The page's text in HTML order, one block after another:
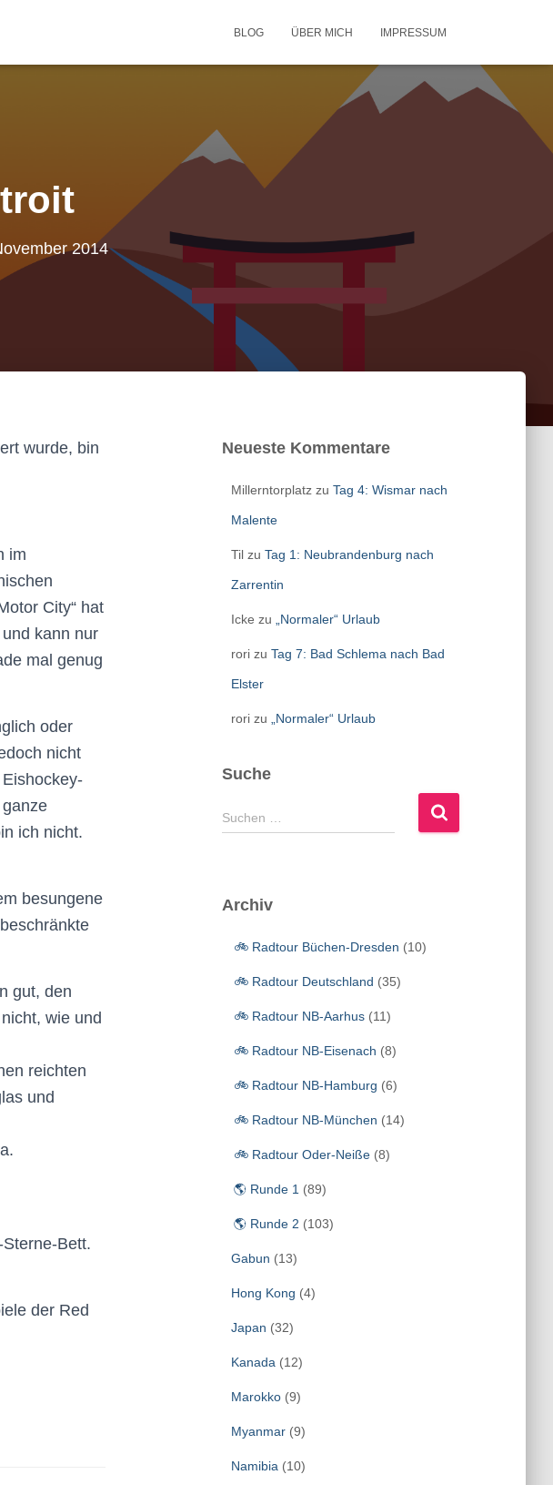
BLOG ÜBER MICH IMPRESSUM
2014
wurde, bin
im
City“ hat
kann nur
mal genug
oder
nicht
ich nicht.
besungene
gut, den
wie und
reichten
und
Bett.
der Red
Neueste Kommentare
Millerntorplatzzu Tag 4: Wismar nach
Malente
Tilzu Tag 1: Neubrandenburg nach
Zarrentin
Icke zu „Normaler“ Urlaub
rorizu Tag 7: Bad Schlema nach Bad
Elster
rorizu „Normaler“ Urlaub
Suche
S
u
n
Suchen …
Archiv
🚲 Radtour Büchen-Dresden (10)
🚲 Radtour Deutschland (35)
🚲 Radtour NB-Aarhus(11)
🚲 Radtour NB-Eisenach (8)
🚲 Radtour NB-Hamburg (6)
🚲 Radtour NB-München (14)
🚲 Radtour Oder-Neiße(8)
🌎 Runde 1 (89)
🌎 Runde 2 (103)
Gabun (13)
Hong Kong (4)
Japan (32)
Kanada (12)
Marokko(9)
Myanmar(9)
Namibia (10)